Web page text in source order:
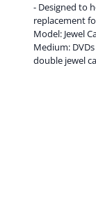
- Designed to
replacement
Model: Jewel
Medium:
double jewel